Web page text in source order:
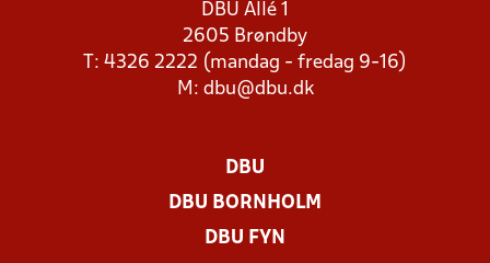
DBU Allé 1
2605 Brøndby
T: 4326 2222 (mandag - fredag 9-16)
M: dbu@dbu.dk
DBU
DBU BORNHOLM
DBU FYN